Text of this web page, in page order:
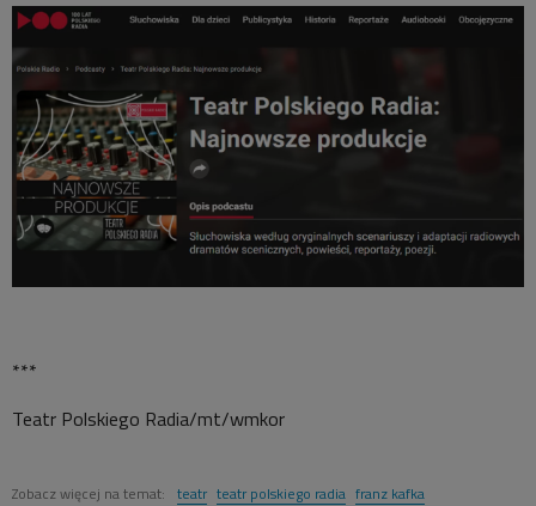
***
Teatr Polskiego Radia/mt/wmkor
Zobacz więcej na temat: teatr teatr polskiego radia franz kafka